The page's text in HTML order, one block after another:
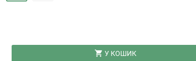
shopping_cart У КОШИК